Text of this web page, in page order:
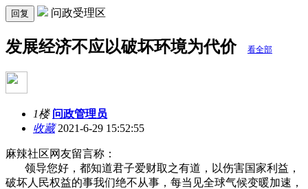
回复 问政受理区
发展经济不应以破坏环境为代价 看全部
1楼 问政管理员
收藏2021-6-29 15:52:55
麻辣社区网友留言称：
领导您好，都知道君子爱财取之有道，以伤害国家利益，
破坏人民权益的事我们绝不从事，每当见全球气候变暖加速，